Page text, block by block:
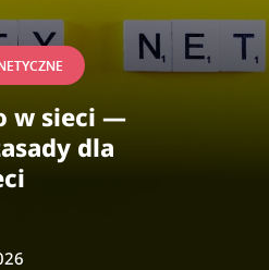
w sieci —
dla